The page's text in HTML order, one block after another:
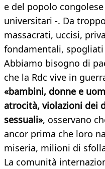
e del popolo
universitari -. Da
massacrati, uccisi,
fondamentali,
Abbiamo bisogno di
che la Rdc vive in
«bambini, donne e
atrocità, violazioni dei
sessuali», osservano
ancor prima che loro
miseria, milioni di
La comunità